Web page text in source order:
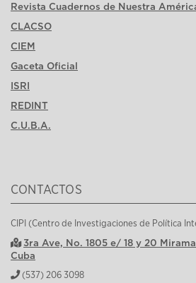
Revista Cuadernos de Nuestra
CLACSO
CIEM
Gaceta Oficial
ISRI
REDINT
C.U.B.A.
CONTACTOS
CIPI (Centro de Investigaciones de Política
3ra Ave, No. 1805 e/ 18 y 20
Cuba
(537) 206 3098